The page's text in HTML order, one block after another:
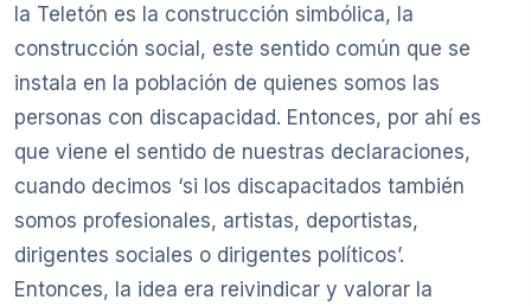
la Teletón es la construcción simbólica, la
construcción social, este sentido común que se
instala en la población de quienes somos las
personas con discapacidad. Entonces, por ahí es
que viene el sentido de nuestras declaraciones,
cuando decimos ‘si los discapacitados también
somos profesionales, artistas, deportistas,
dirigentes sociales o dirigentes políticos’.
Entonces, la idea era reivindicar y valorar la